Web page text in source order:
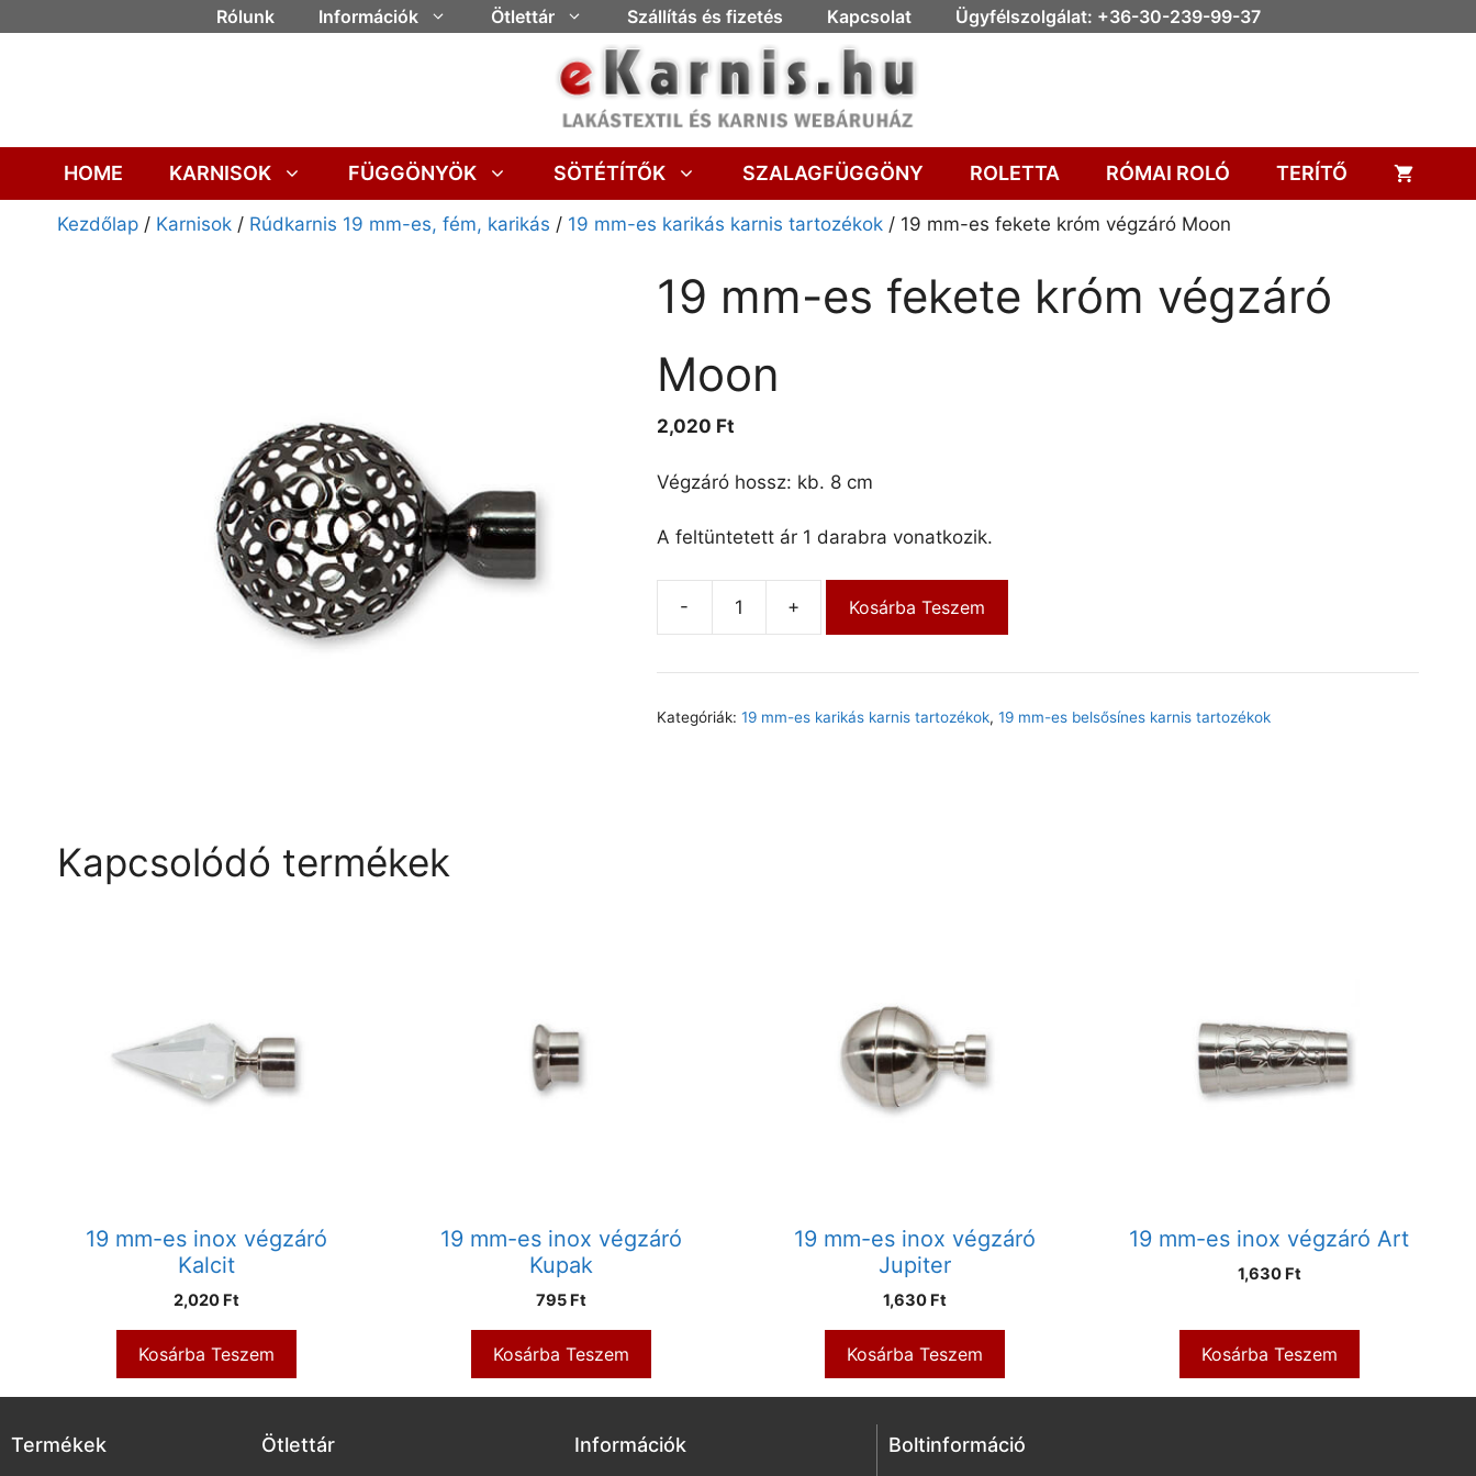
Rólunk Információk Ötlettár Szállítás és fizetés Kapcsolat Ügyfélszolgálat: +36-30-239-99-37
HOME KARNISOK FÜGGÖNYÖK SÖTÉTÍTŐK SZALAGFÜGGÖNY ROLETTA RÓMAI ROLÓ TERÍTŐ
Kezdőlap / Karnisok / Rúdkarnis 19 mm-es, fém, karikás / 19 mm-es karikás karnis tartozékok / 19 mm-es fekete króm végzáró Moon
19 mm-es fekete króm végzáró
Moon
2,020 Ft
Végzáró hossz: kb. 8 cm
A feltüntetett ár 1 darabra vonatkozik.
- + Kosárba Teszem
Kategóriák: 19 mm-es karikás karnis tartozékok, 19 mm-es belsősínes karnis tartozékok
Kapcsolódó termékek
19 mm-es inox végzáró
Kalcit
2,020 Ft
Kosárba Teszem
19 mm-es inox végzáró
Kupak
795 Ft
Kosárba Teszem
19 mm-es inox végzáró
Jupiter
1,630 Ft
Kosárba Teszem
19 mm-es inox végzáró Art
1,630 Ft
Kosárba Teszem
Termékek Ötlettár Információk Boltinformáció